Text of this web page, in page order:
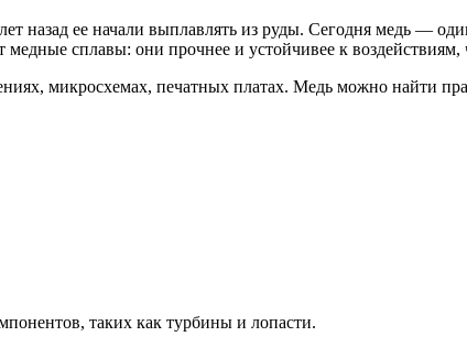
ее начали выплавлять из руды. Сегодня медь —
сплавы: они прочнее и устойчивее к воздействиям,
микросхемах, печатных платах. Медь можно найти
таких как турбины и лопасти.